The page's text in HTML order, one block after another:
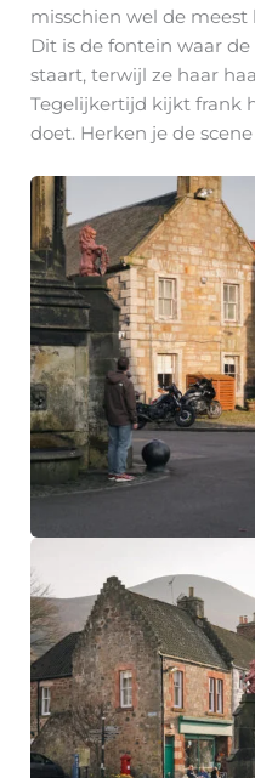
misschien wel de
Dit is de fontein waar
staart, terwijl ze haar
Tegelijkertijd kijkt frank
doet. Herken je de